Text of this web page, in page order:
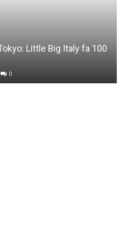
Little Big Italy fa 100
0